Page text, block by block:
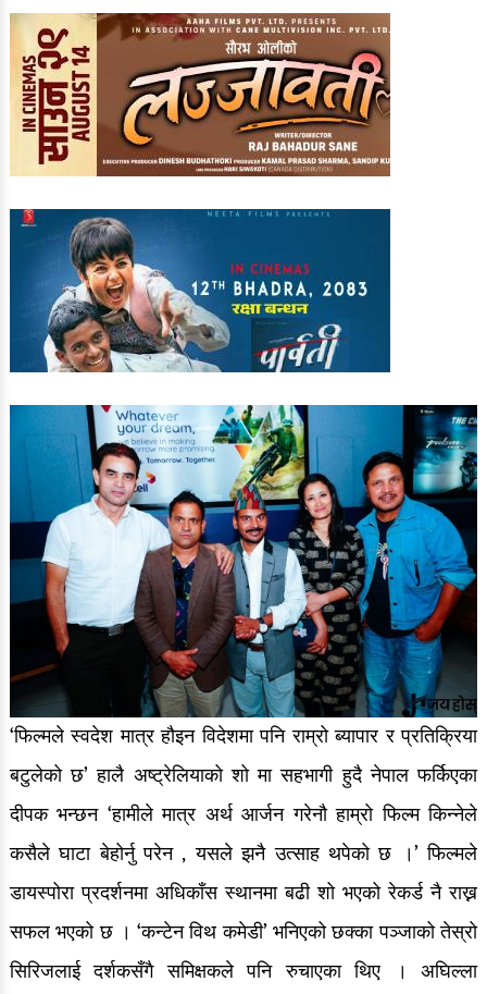
‘फिल्मले स्वदेश मात्र हौइन विदेशमा पनि राम्रो ब्यापार र प्रतिक्रिया
बटुलेको छ’ हालै अष्ट्रेलियाको शो मा सहभागी हुदै नेपाल फर्किएका
दीपक भन्छन ‘हामीले मात्र अर्थ आर्जन गरेनौ हाम्रो फिल्म किन्नेले
कसैले घाटा बेहोर्नु परेन , यसले झनै उत्साह थपेको छ ।’ फिल्मले
डायस्पोरा प्रदर्शनमा अधिकाँस स्थानमा बढी शो भएको रेकर्ड नै राख्न
सफल भएको छ । ‘कन्टेन विथ कमेडी’ भनिएको छक्का पञ्जाको तेस्रो
सिरिजलाई दर्शकसँगै समिक्षकले पनि रुचाएका थिए । अघिल्ला